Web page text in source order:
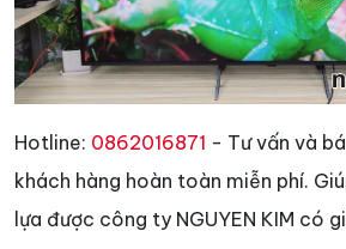
Hotline: 0862016871 - Tư vấn và
khách hàng hoàn toàn miễn phí.
lựa được công ty NGUYEN KIM có